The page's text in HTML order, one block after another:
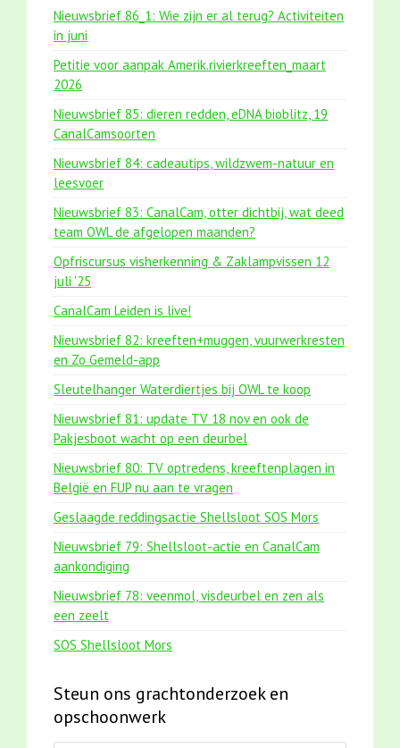
Nieuwsbrief 86_1: Wie zijn er al terug? Activiteiten
in juni
Petitie voor aanpak Amerik.rivierkreeften_maart
2026
Nieuwsbrief 85: dieren redden, eDNA bioblitz, 19
CanalCamsoorten
Nieuwsbrief 84: cadeautips, wildzwem-natuur en
leesvoer
Nieuwsbrief 83: CanalCam, otter dichtbij, wat deed
team OWL de afgelopen maanden?
Opfriscursus visherkenning & Zaklampvissen 12
juli '25
CanalCam Leiden is live!
Nieuwsbrief 82: kreeften+muggen, vuurwerkresten
en Zo Gemeld-app
Sleutelhanger Waterdiertjes bij OWL te koop
Nieuwsbrief 81: update TV 18 nov en ook de
Pakjesboot wacht op een deurbel
Nieuwsbrief 80: TV optredens, kreeftenplagen in
België en FUP nu aan te vragen
Geslaagde reddingsactie Shellsloot SOS Mors
Nieuwsbrief 79: Shellsloot-actie en CanalCam
aankondiging
Nieuwsbrief 78: veenmol, visdeurbel en zen als
een zeelt
SOS Shellsloot Mors
Steun ons grachtonderzoek en
opschoonwerk